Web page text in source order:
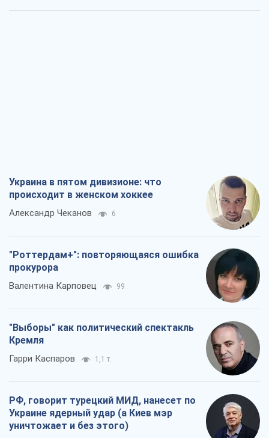
Украина в пятом дивизионе: что
происходит в женском хоккее
Александр Чеканов 6
"Роттердам+": повторяющаяся ошибка
прокурора
Валентина Карповец 99
"Выборы" как политический спектакль
Кремля
Гарри Каспаров 1,1 т.
РФ, говорит турецкий МИД, нанесет по
Украине ядерный удар (а Киев мэр
уничтожает и без этого)